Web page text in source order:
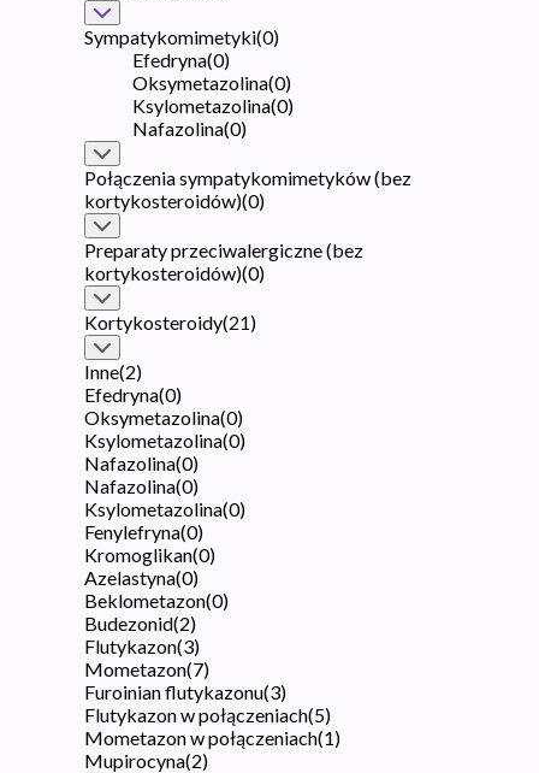
Sympatykomimetyki(0)
Efedryna(0)
Oksymetazolina(0)
Ksylometazolina(0)
Nafazolina(0)
Połączenia sympatykomimetyków (bez
kortykosteroidów)(0)
Preparaty przeciwalergiczne (bez
kortykosteroidów)(0)
Kortykosteroidy(21)
Inne(2)
Efedryna(0)
Oksymetazolina(0)
Ksylometazolina(0)
Nafazolina(0)
Nafazolina(0)
Ksylometazolina(0)
Fenylefryna(0)
Kromoglikan(0)
Azelastyna(0)
Beklometazon(0)
Budezonid(2)
Flutykazon(3)
Mometazon(7)
Furoinian flutykazonu(3)
Flutykazon w połączeniach(5)
Mometazon w połączeniach(1)
Mupirocyna(2)